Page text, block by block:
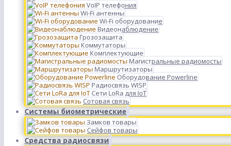
VoIP телефония
Wi-Fi антенны
Wi-Fi оборудование
Видеонаблюдение
Грозозащита
Коммутаторы
Комплектующие
Магистральные радиомосты
Маршрутизаторы
Оборудование Powerline
Радиосвязь WISP
Сети LoRa для IoT
Сотовая связь
Системы биометрические
Замков товары
Сейфов товары
Средства радиосвязи